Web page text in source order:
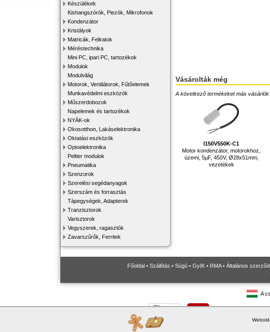
Készülékek
Kishangszórók, Piezók, Mikrofonok
Kondenzátor
Kristályok
Matricák, Feliratok
Méréstechnika
Mini PC, ipari PC, tartozékok
Modulok
Modulvilág
Motorok, Ventilátorok, Fűtőelemek
Munkavédelmi eszközök
Műszerdobozok
Napelemek és tartozékok
NYÁK-ok
Okosotthon, Lakáselektronika
Oktatási eszközök
Optoelektronika
Peltier modulok
Pneumatika
Szenzorok
Szerelési segédanyagok
Szerszám és forrasztás
Tápegységek, Adapterek
Tranzisztorok
Varisztorok
Vegyszerek, ragasztók
Zavarszűrők, Ferritek
Vásárolták még
A következő termékeket más vásárlók
I150V550K-C1
Motor kondenzátor, motorokhoz,
üzemi, 5µF, 450V, Ø28x51mm,
vezetékek
Főoldal • Szállítás • Súgó • GyIK • RMA• Általános
A